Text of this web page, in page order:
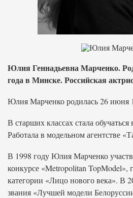
Юлия Геннадьевна Марченко.
года в Минске. Российская
Юлия Марченко родилась 26 июня
В старших классах стала
Работала в модельном агентстве
В 1998 году Юлия Марченко
конкурсе «Metropolitan TopModel»,
категории «Лицо нового века». В
звания «Лучшей модели